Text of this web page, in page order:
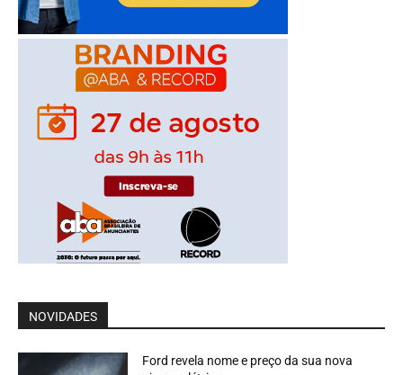
NOVIDADES
Ford revela nome e preço da sua nova